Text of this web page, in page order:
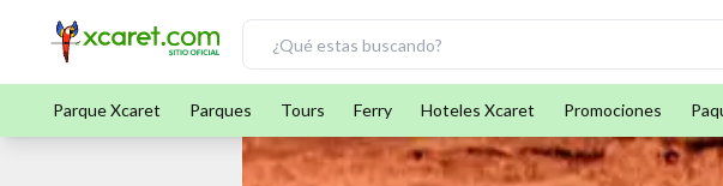
Parque Xcaret Parques Tours Ferry Hoteles Xcaret Promociones